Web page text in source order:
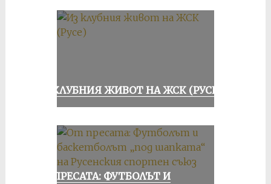
ИЗ КЛУБНИЯ ЖИВОТ НА ЖСК (РУСЕ)
ОТ ПРЕСАТА: ФУТБОЛЪТ И